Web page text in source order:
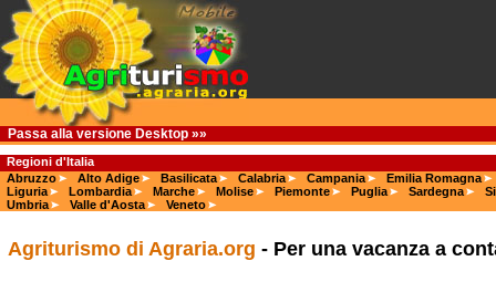
Passa alla versione Desktop »»
Regioni d'Italia
Abruzzo
Alto Adige Basilicata Calabria Campania
Emilia Romagna
Liguria
Lombardia Marche Molise Piemonte Puglia Sardegna
Umbria
Valle d'Aosta Veneto
Agriturismo di Agraria.org - Per una vacanza a